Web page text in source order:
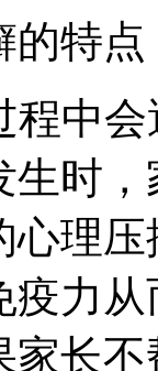
的特点
中会
生时
心理
疫力
家长